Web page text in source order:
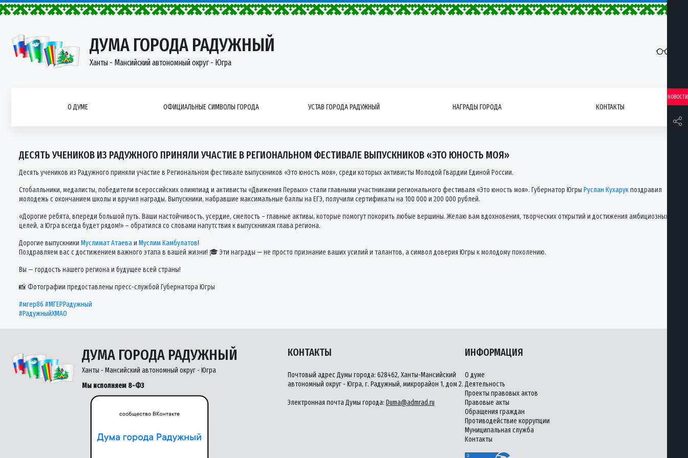
ДУМА ГОРОДА РАДУЖНЫЙ
Ханты - Мансийский автономный округ - Югра
О ДУМЕ ОФИЦИАЛЬНЫЕ СИМВОЛЫ ГОРОДА УСТАВ ГОРОДА РАДУЖНЫЙ НАГРАДЫ ГОРОДА КОНТАКТЫ
НОВОСТИ
ДЕСЯТЬ УЧЕНИКОВ ИЗ РАДУЖНОГО ПРИНЯЛИ УЧАСТИЕ В РЕГИОНАЛЬНОМ ФЕСТИВАЛЕ ВЫПУСКНИКОВ «ЭТО ЮНОСТЬ МОЯ»
Десять учеников из Радужного приняли участие в Региональном фестивале выпускников «Это юность моя», среди которых активисты Молодой Гвардии Единой России.
Стобалльники, медалисты, победители всероссийских олимпиад и активисты «Движения Первых» стали главными участниками регионального фестиваля «Это юность моя». Губернатор Югры Руслан Кухарукпоздравил
молодежь с окончанием школы и вручил награды. Выпускники, набравшие максимальные баллы на ЕГЭ, получили сертификаты на 100 000 и 200 000 рублей.
«Дорогие ребята, впереди большой путь. Ваши настойчивость, усердие, смелость – главные активы, которые помогут покорить любые вершины. Желаю вам вдохновения, творческих открытий и достижения амбициозных
целей, а Югра всегда будет рядом!» – обратился со словами напутствия к выпускникам глава региона.
Дорогие выпускники Муслимат Атаеваи Муслим Камбулатов!
Поздравляем вас с достижением важного этапа в вашей жизни! 🎓 Эти награды — не просто признание ваших усилий и талантов, а символ доверия Югры к молодому поколению.
Вы — гордость нашего региона и будущее всей страны!
📸 Фотографии предоставлены пресс-службой Губернатора Югры
#мгер86 #МГЕРРадужный
#РадужныйХМАО
ДУМА ГОРОДА РАДУЖНЫЙ
Ханты - Мансийский автономный округ - Югра
Мы исполняем 8-ФЗ
КОНТАКТЫ
Почтовый адрес Думы города: 628462, Ханты-Мансийский
автономный округ - Югра, г. Радужный, микрорайон 1, дом 2.
Электронная почта Думы города: Duma@admrad.ru
ИНФОРМАЦИЯ
О думе
Деятельность
Проекты правовых актов
Правовые акты
Обращения граждан
Противодействие коррупции
Муниципальная служба
Контакты